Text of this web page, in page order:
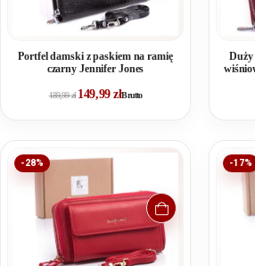
Portfel damski z paskiem na ramię
czarny Jennifer Jones
189,99zł 149,99złBrutto
Duży
-28% -17%